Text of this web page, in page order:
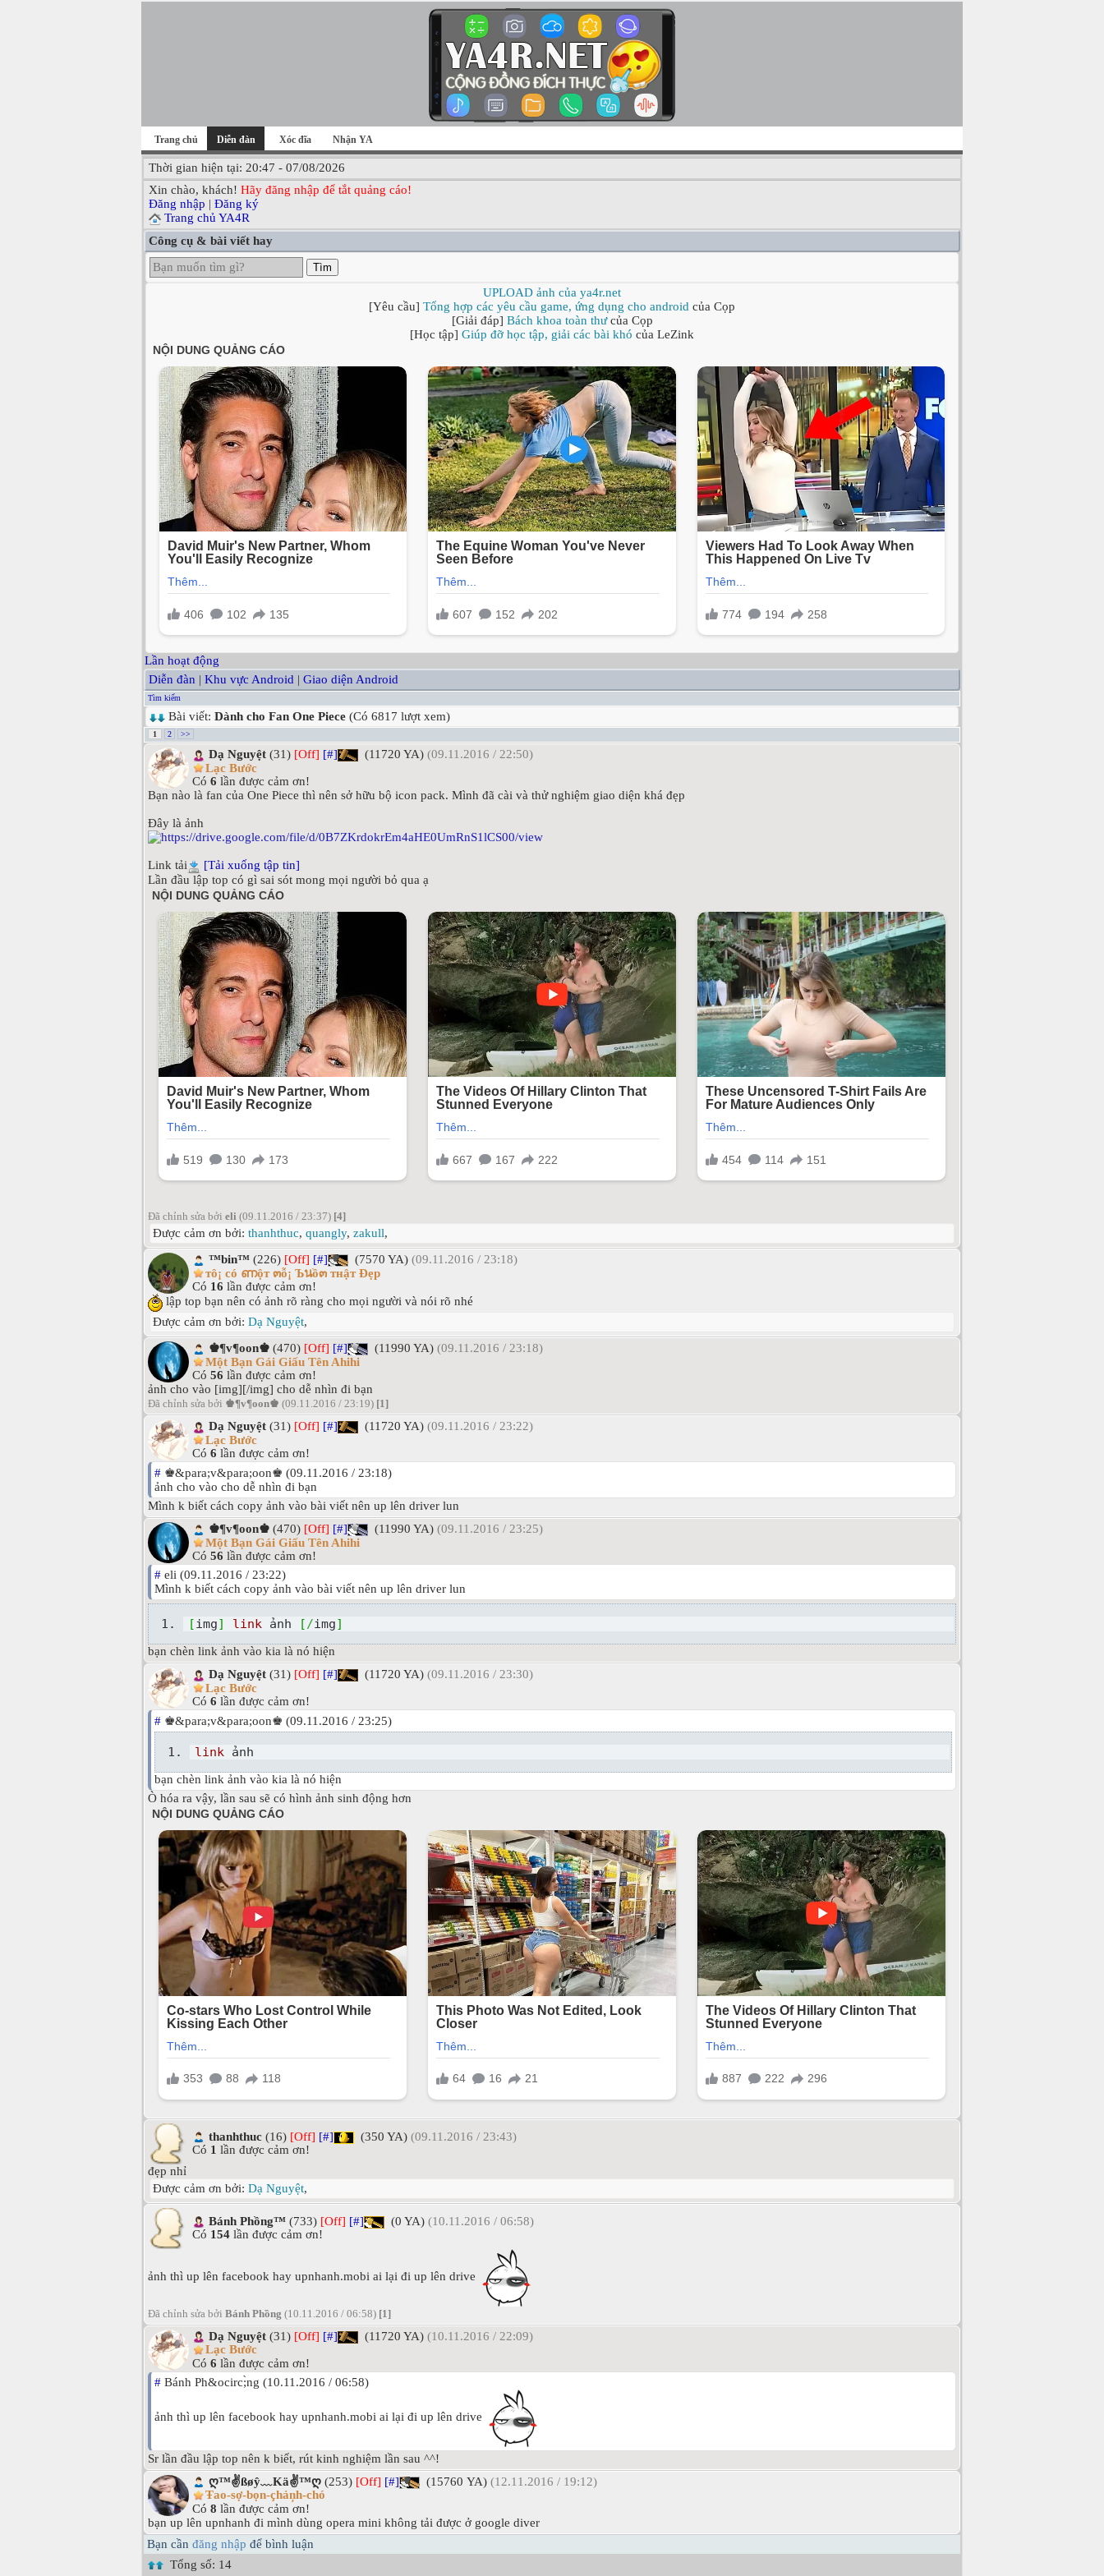
Trang chủ Diễn đàn Xóc đĩa Nhận YA
Thời gian hiện tại: 20:47 - 07/08/2026
Xin chào, khách! Hãy đăng nhập để tắt quảng cáo!
Đăng nhập | Đăng ký
Trang chủ YA4R
Công cụ & bài viết hay
Tìm
UPLOAD ảnh của ya4r.net
[Yêu cầu] Tổng hợp các yêu cầu game, ứng dụng cho android của Cọp
[Giải đáp] Bách khoa toàn thưcủa Cọp
[Học tập] Giúp đỡ học tập, giải các bài khó của LeZink
Lần hoạt động
Diễn đàn | Khu vực Android | Giao diện Android
Tìm kiếm
Bài viết: Dành cho Fan One Piece (Có 6817 lượt xem)
1 2 >>
Dạ Nguyệt (31) [Off] [#] (11720 YA) (09.11.2016 / 22:50)
Lạc Bước
Có 6 lần được cảm ơn!
Bạn nào là fan của One Piece thì nên sở hữu bộ icon pack. Mình đã cài và thử nghiệm giao diện khá đẹp
Đây là ảnh
Link tải
[Tải xuống tập tin]
Lần đầu lập top có gì sai sót mong mọi người bỏ qua ạ
Đã chỉnh sửa bởi eli (09.11.2016 / 23:37) [4]
Được cảm ơn bởi: thanhthuc, quangly, zakull,
™bin™ (226) [Off] [#] (7570 YA) (09.11.2016 / 23:18)
тô¡ có ണộт ๓ỗ¡ Ъนồ๓ тнậт Đẹp
Có 16 lần được cảm ơn!
lập top bạn nên có ảnh rõ ràng cho mọi người và nói rõ nhé
Được cảm ơn bởi: Dạ Nguyệt,
♚¶v¶oon♚ (470) [Off] [#] (11990 YA) (09.11.2016 / 23:18)
Một Bạn Gái Giấu Tên Ahihi
Có 56 lần được cảm ơn!
ảnh cho vào [img][/img] cho dễ nhìn đi bạn
Đã chỉnh sửa bởi ♚¶v¶oon♚ (09.11.2016 / 23:19) [1]
Dạ Nguyệt (31) [Off] [#] (11720 YA) (09.11.2016 / 23:22)
Lạc Bước
Có 6 lần được cảm ơn!
# ♚&para;v&para;oon♚ (09.11.2016 / 23:18)
ảnh cho vào cho dễ nhìn đi bạn
Mình k biết cách copy ảnh vào bài viết nên up lên driver lun
♚¶v¶oon♚ (470) [Off] [#] (11990 YA) (09.11.2016 / 23:25)
Một Bạn Gái Giấu Tên Ahihi
Có 56 lần được cảm ơn!
# eli (09.11.2016 / 23:22)
Mình k biết cách copy ảnh vào bài viết nên up lên driver lun
[img] link ảnh [/img]
bạn chèn link ảnh vào kia là nó hiện
Dạ Nguyệt (31) [Off] [#] (11720 YA) (09.11.2016 / 23:30)
Lạc Bước
Có 6 lần được cảm ơn!
# ♚&para;v&para;oon♚ (09.11.2016 / 23:25)
link ảnh
bạn chèn link ảnh vào kia là nó hiện
Ò hóa ra vậy, lần sau sẽ có hình ảnh sinh động hơn
thanhthuc (16) [Off] [#] (350 YA) (09.11.2016 / 23:43)
Có 1 lần được cảm ơn!
đẹp nhỉ
Được cảm ơn bởi: Dạ Nguyệt,
Bánh Phồng™ (733) [Off] [#] (0 YA) (10.11.2016 / 06:58)
Có 154 lần được cảm ơn!
ảnh thì up lên facebook hay upnhanh.mobi ai lại đi up lên drive
Đã chỉnh sửa bởi Bánh Phồng (10.11.2016 / 06:58) [1]
Dạ Nguyệt (31) [Off] [#] (11720 YA) (10.11.2016 / 22:09)
Lạc Bước
Có 6 lần được cảm ơn!
# Bánh Ph&ocirc;̀ng (10.11.2016 / 06:58)
ảnh thì up lên facebook hay upnhanh.mobi ai lại đi up lên drive
Sr lần đầu lập top nên k biết, rút kinh nghiệm lần sau ^^!
ღ™✌ßøŷ﹏Kä✌™ღ (253) [Off] [#] (15760 YA) (12.11.2016 / 19:12)
Ŧao-sợ-bọn-çhảņh-chó
Có 8 lần được cảm ơn!
bạn up lên upnhanh đi mình dùng opera mini không tải được ở google diver
Bạn cần đăng nhập để bình luận
Tổng số: 14